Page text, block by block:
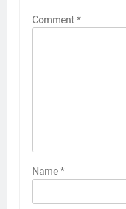
Comment *
Name *